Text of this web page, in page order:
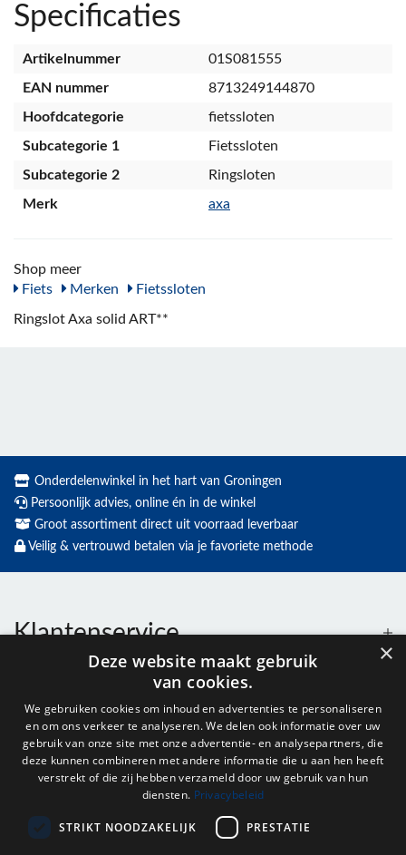
Specificaties
Artikelnummer
01S081555
EAN nummer
8713249144870
Hoofdcategorie
fietssloten
Subcategorie 1
Fietssloten
Subcategorie 2
Ringsloten
Merk
axa
Shop meer
Fiets
Merken Fietssloten
Ringslot Axa solid ART**
Onderdelenwinkel in het hart van Groningen
Persoonlijk advies, online én in de winkel
Groot assortiment direct uit voorraad leverbaar
Veilig & vertrouwd betalen via je favoriete methode
Klantenservice
Openingstijden
Nieuwsbrief
×
Deze website maakt gebruik
van cookies.
We gebruiken cookies om inhoud en advertenties te personaliseren
en om ons verkeer te analyseren. We delen ook informatie over uw
gebruik van onze site met onze advertentie- en analysepartners, die
deze kunnen combineren met andere informatie die u aan hen heeft
verstrekt of die zij hebben verzameld door uw gebruik van hun
diensten. Privacybeleid
STRIKT NOODZAKELIJK PRESTATIE